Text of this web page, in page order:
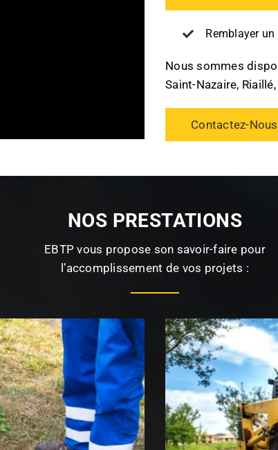
Remblayer
Nous sommes
Saint-Nazaire,
Contactez-Nous
NOS PRESTATIONS
EBTP vous propose son savoir-faire pour
l’accomplissement de vos projets :